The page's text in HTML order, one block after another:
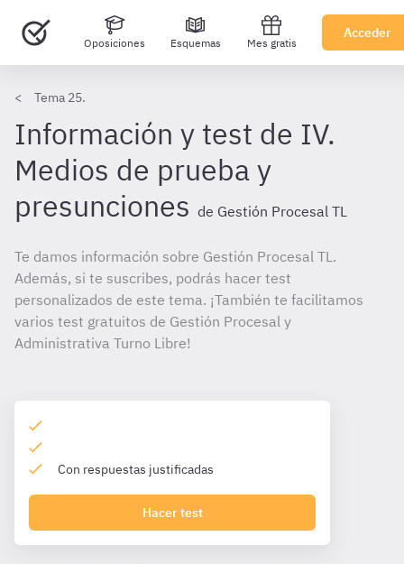
Oposiciones Esquemas Mes gratis
Acceder
Tema 25.
Información y test de IV.
Medios de prueba y
presunciones de Gestión Procesal TL
Te damos información sobre Gestión Procesal TL.
Además, si te suscribes, podrás hacer test
personalizados de este tema. ¡También te facilitamos
varios test gratuitos de Gestión Procesal y
Administrativa Turno Libre!
Con respuestas justificadas
Hacer test